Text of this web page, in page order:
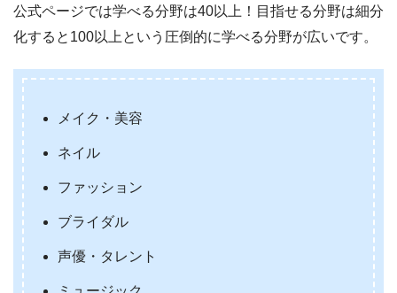
公式ページでは学べる分野は40以上！目指せる分野は細分
化すると100以上という圧倒的に学べる分野が広いです。
メイク・美容
ネイル
ファッション
ブライダル
声優・タレント